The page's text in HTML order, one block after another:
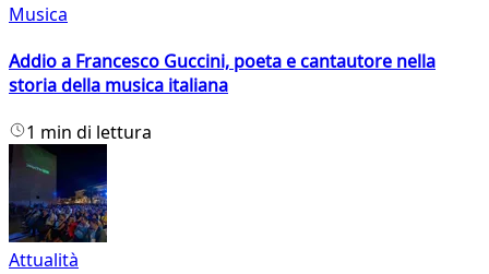
Musica
Addio a Francesco Guccini, poeta e cantautore nella
storia della musica italiana
1 min di lettura
Attualità